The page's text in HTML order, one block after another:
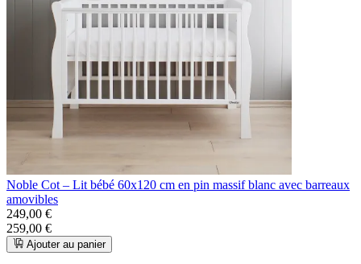
Noble Cot – Lit bébé 60x120 cm en pin massif blanc avec barreaux
amovibles
249,00 €
259,00 €
Ajouter au panier